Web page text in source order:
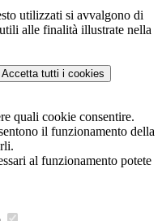
utilizzati si avvalgono di
alle finalità illustrate nella
Accetta tutti i cookies
quali cookie consentire.
il funzionamento della
al funzionamento potete